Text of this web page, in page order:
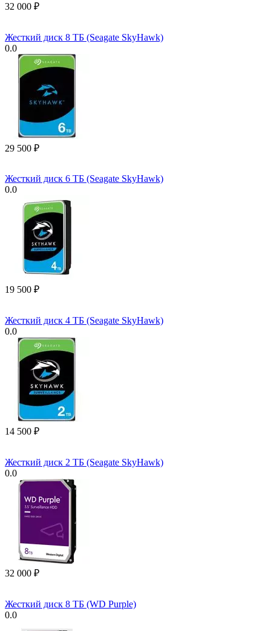
32 000 ₽
Жесткий диск 8 ТБ (Seagate SkyHawk)
0.0
29 500 ₽
Жесткий диск 6 ТБ (Seagate SkyHawk)
0.0
19 500 ₽
Жесткий диск 4 ТБ (Seagate SkyHawk)
0.0
14 500 ₽
Жесткий диск 2 ТБ (Seagate SkyHawk)
0.0
32 000 ₽
Жесткий диск 8 ТБ (WD Purple)
0.0